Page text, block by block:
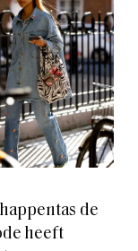
de
heeft